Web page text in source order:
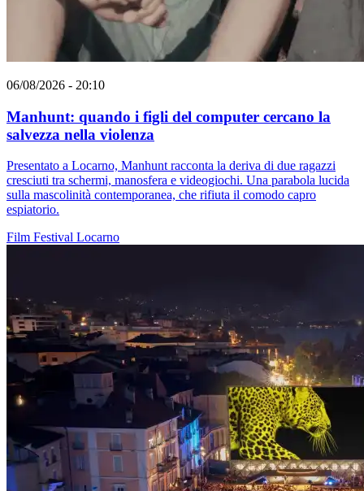
06/08/2026 - 20:10
Manhunt: quando i figli del computer cercano la
salvezza nella violenza
Presentato a Locarno, Manhunt racconta la deriva di due ragazzi
cresciuti tra schermi, manosfera e videogiochi. Una parabola lucida
sulla mascolinità contemporanea, che rifiuta il comodo capro
espiatorio.
Film Festival Locarno